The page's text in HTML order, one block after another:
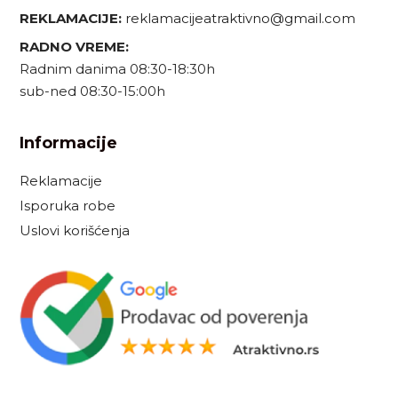
REKLAMACIJE: reklamacijeatraktivno@gmail.com
RADNO VREME:
Radnim danima 08:30-18:30h
sub-ned 08:30-15:00h
Informacije
Reklamacije
Isporuka robe
Uslovi korišćenja